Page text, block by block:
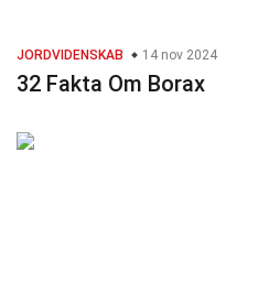
JORDVIDENSKAB 14 nov 2024
32 Fakta Om Borax